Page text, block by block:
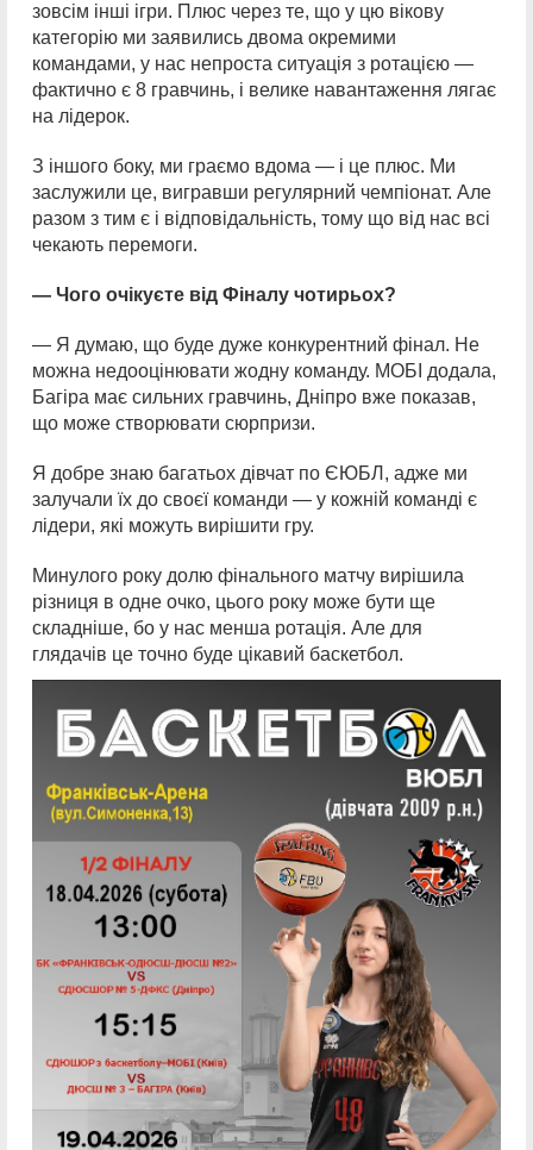
зовсім інші ігри. Плюс через те, що у цю вікову
категорію ми заявились двома окремими
командами, у нас непроста ситуація з ротацією —
фактично є 8 гравчинь, і велике навантаження лягає
на лідерок.
З іншого боку, ми граємо вдома — і це плюс. Ми
заслужили це, вигравши регулярний чемпіонат. Але
разом з тим є і відповідальність, тому що від нас всі
чекають перемоги.
— Чого очікуєте від Фіналу чотирьох?
— Я думаю, що буде дуже конкурентний фінал. Не
можна недооцінювати жодну команду. МОБІ додала,
Багіра має сильних гравчинь, Дніпро вже показав,
що може створювати сюрпризи.
Я добре знаю багатьох дівчат по ЄЮБЛ, адже ми
залучали їх до своєї команди — у кожній команді є
лідери, які можуть вирішити гру.
Минулого року долю фінального матчу вирішила
різниця в одне очко, цього року може бути ще
складніше, бо у нас менша ротація. Але для
глядачів це точно буде цікавий баскетбол.